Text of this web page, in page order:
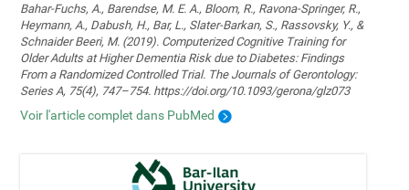
Bahar-Fuchs, A., Barendse, M. E. A., Bloom, R., Ravona-Springer, R.,
Heymann, A., Dabush, H., Bar, L., Slater-Barkan, S., Rassovsky, Y., &
Schnaider Beeri, M. (2019). Computerized Cognitive Training for
Older Adults at Higher Dementia Risk due to Diabetes: Findings
From a Randomized Controlled Trial. The Journals of Gerontology:
Series A, 75(4), 747–754. https://doi.org/10.1093/gerona/glz073
Voir l'article complet dans PubMed